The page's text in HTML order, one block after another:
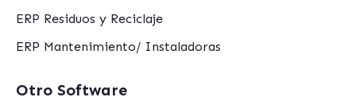
ERP Residuos y Reciclaje
ERP Mantenimiento/ Instaladoras
Otro Software